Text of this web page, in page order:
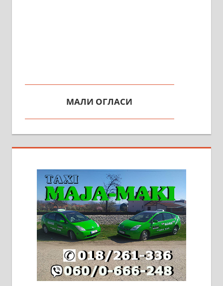
београдски друм. Две одвојене
2х150м2, две гараже, централно
адресе. 063/71-74-023
Издајем комплетно опремљену
халу на Житковачком путу, на
плацу површине око 7 ари.
064/321-80-51; 063/102-35-25
На продају легализована, нова,
незавршена кућа површине 160
м2 са плацем од 8 ари у Зеленом